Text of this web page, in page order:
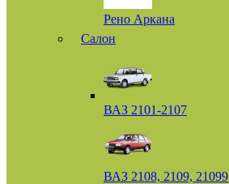
Рено Аркана
Салон
ВАЗ 2101-2107
ВАЗ 2108, 2109, 21099